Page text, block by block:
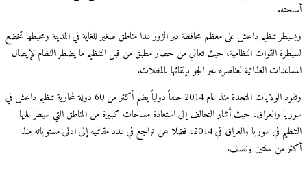
أسلحته.
ويسيطر تنظيم داعش على معظم محافظة دير الزور عدا مناطق صغير للغاية في المدينة ومحيطها تخضع
لسيطرة القوات النظامية، حيث تعاني من حصار مطبق من قبل التنظيم ما يضطر النظام لإيصال
المساعدات الغذائية لعناصره عبر الجو بإلقائها بالمظلات.
وتقود الولايات المتحدة منذ عام 2014 حلفاً دولياً يضم أكثر من 60 دولة لمحاربة تنظيم داعش في
سوريا والعراق، حيث أشار التحالف إلى استعادة مساحات كبيرة من المناطق التي سيطر عليها
التنظيم في سوريا والعراق في 2014، فضلا عن تراجع في عدد مقاتليه إلى ادنى مستوياته منذ
أكثر من سنتين ونصف.